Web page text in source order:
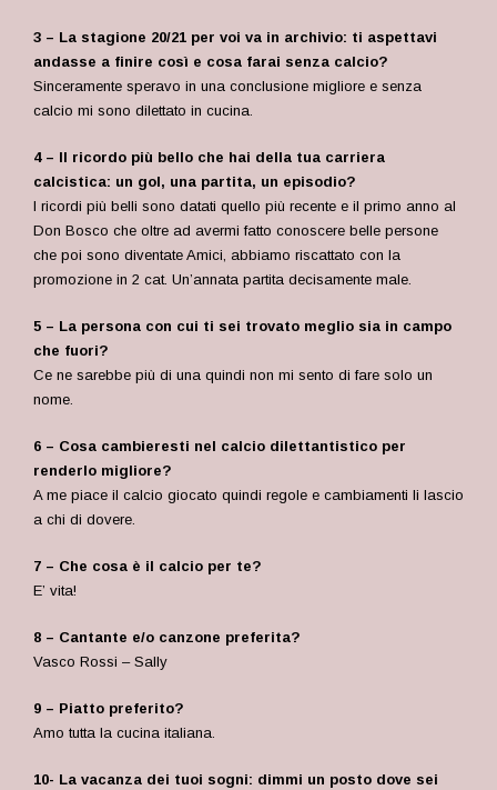
3 – La stagione 20/21 per voi va in archivio: ti aspettavi
andasse a finire così e cosa farai senza calcio?
Sinceramente speravo in una conclusione migliore e senza
calcio mi sono dilettato in cucina.
4 – Il ricordo più bello che hai della tua carriera
calcistica: un gol, una partita, un episodio?
I ricordi più belli sono datati quello più recente e il primo anno al
Don Bosco che oltre ad avermi fatto conoscere belle persone
che poi sono diventate Amici, abbiamo riscattato con la
promozione in 2 cat. Un’annata partita decisamente male.
5 – La persona con cui ti sei trovato meglio sia in campo
che fuori?
Ce ne sarebbe più di una quindi non mi sento di fare solo un
nome.
6 – Cosa cambieresti nel calcio dilettantistico per
renderlo migliore?
A me piace il calcio giocato quindi regole e cambiamenti li lascio
a chi di dovere.
7 – Che cosa è il calcio per te?
E’ vita!
8 – Cantante e/o canzone preferita?
Vasco Rossi – Sally
9 – Piatto preferito?
Amo tutta la cucina italiana.
10- La vacanza dei tuoi sogni: dimmi un posto dove sei